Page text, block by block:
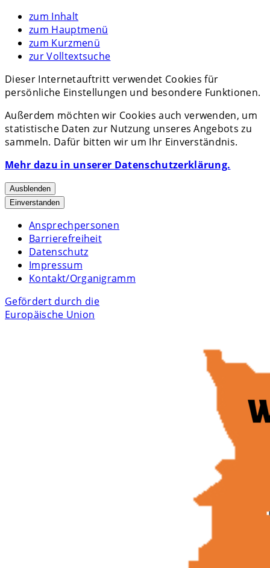
zum Inhalt
zum Hauptmenü
zum Kurzmenü
zur Volltextsuche
Dieser Internetauftritt verwendet Cookies für
persönliche Einstellungen und besondere Funktionen.
Außerdem möchten wir Cookies auch verwenden, um
statistische Daten zur Nutzung unseres Angebots zu
sammeln. Dafür bitten wir um Ihr Einverständnis.
Mehr dazu in unserer Datenschutzerklärung.
Ausblenden
Einverstanden
Ansprechpersonen
Barrierefreiheit
Datenschutz
Impressum
Kontakt/Organigramm
Gefördert durch die
Europäische Union